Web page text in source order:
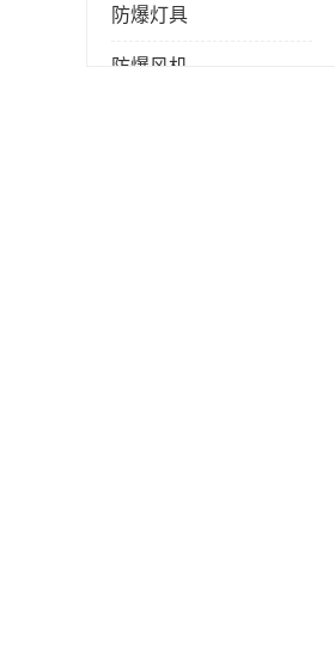
防爆灯具
防爆风机